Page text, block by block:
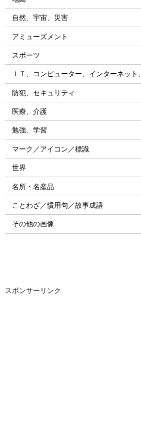
自然、宇宙、災害
アミューズメント
スポーツ
ＩＴ、コンピューター、インターネッ
防犯、セキュリティ
医療、介護
勉強、学習
マーク／アイコン／標識
世界
名所・名産品
ことわざ／慣用句／故事成語
その他の画像
スポンサーリンク